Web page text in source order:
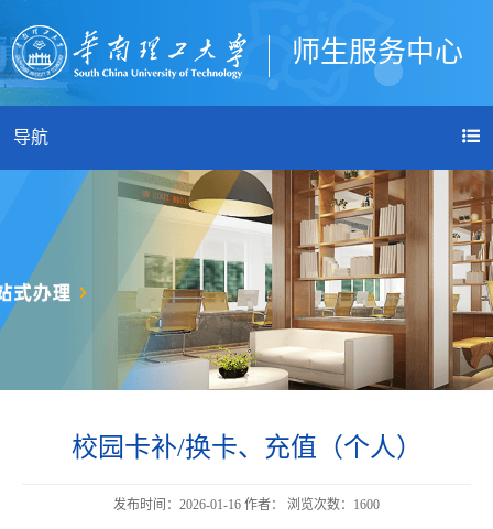
师生服务中心
登录
导航
校园卡补/换卡、充值（个人）
发布时间：2026-01-16 作者： 浏览次数： 1600